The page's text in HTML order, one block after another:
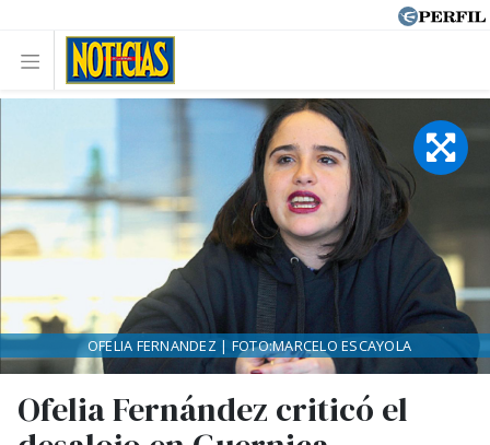
Ofelia Fernández criticó el
OFELIA FERNANDEZ | FOTO:MARCELO ESCAYOLA